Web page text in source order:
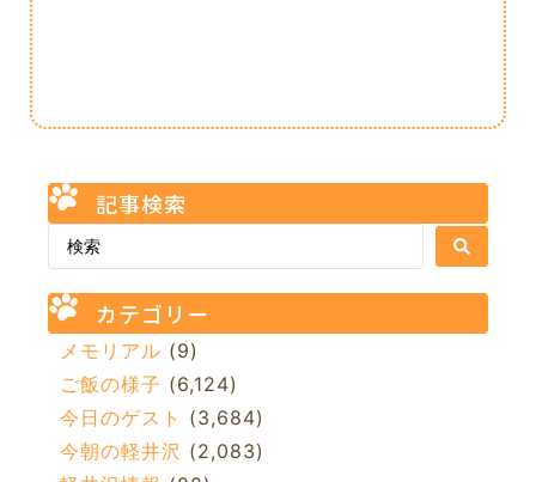
記事検索
カテゴリー
メモリアル (9)
ご飯の様子 (6,124)
今日のゲスト (3,684)
今朝の軽井沢 (2,083)